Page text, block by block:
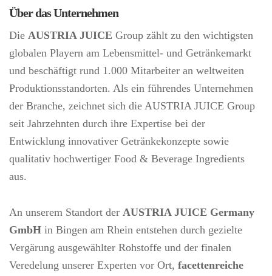
Über das Unternehmen
Die AUSTRIA JUICE Group zählt zu den wichtigsten
globalen Playern am Lebensmittel- und Getränkemarkt
und beschäftigt rund 1.000 Mitarbeiter an weltweiten
Produktionsstandorten. Als ein führendes Unternehmen
der Branche, zeichnet sich die AUSTRIA JUICE Group
seit Jahrzehnten durch ihre Expertise bei der
Entwicklung innovativer Getränkekonzepte sowie
qualitativ hochwertiger Food & Beverage Ingredients
aus.
An unserem Standort der AUSTRIA JUICE Germany
GmbH in Bingen am Rhein entstehen durch gezielte
Vergärung ausgewählter Rohstoffe und der finalen
Veredelung unserer Experten vor Ort, facettenreiche